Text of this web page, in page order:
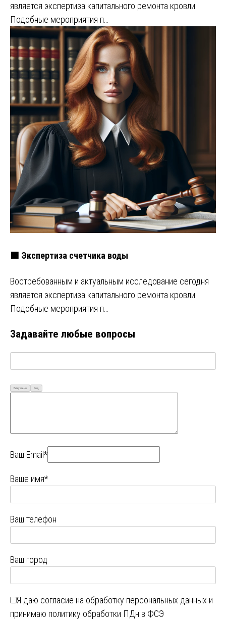
является экспертиза капитального ремонта кровли.
Подобные мероприятия п…
🟩 Экспертиза счетчика воды
Востребованным и актуальным исследование сегодня
является экспертиза капитального ремонта кровли.
Подобные мероприятия п…
Задавайте любые вопросы
Визуально Код
Ваш Email*
Ваше имя*
Ваш телефон
Ваш город
Я даю согласие на обработку персональных данных и
принимаю политику обработки ПДн в ФСЭ